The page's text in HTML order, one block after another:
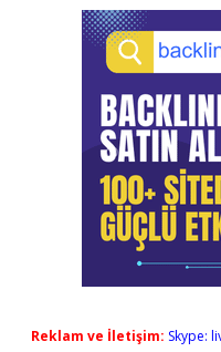
Reklam ve İletişim: Skype: